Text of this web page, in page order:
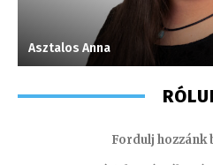
Asztalos Anna
Fordulj hozzánk